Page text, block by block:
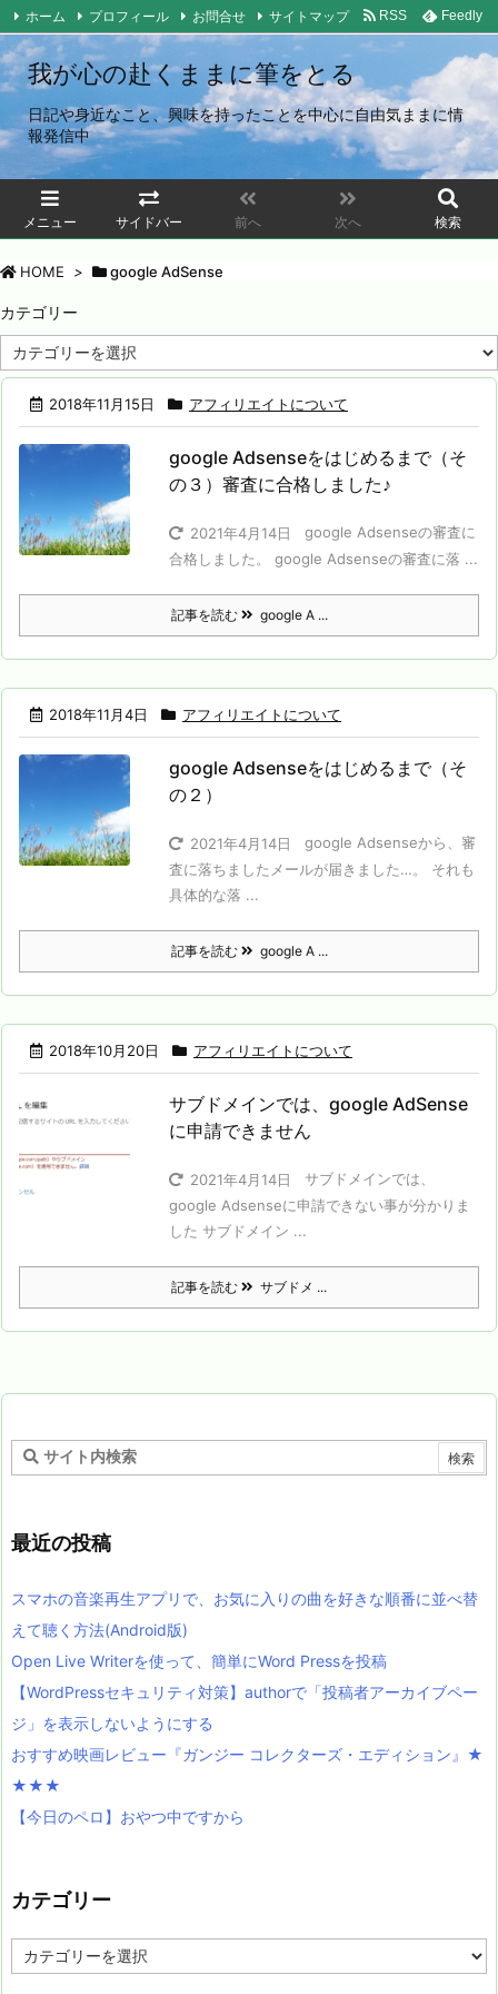
我が心の赴くままに筆をとる
日記や身近なこと、興味を持ったことを中心に自由気ままに情
報発信中
メニュー サイドバー 前へ 次へ 検索
ホーム プロフィール お問合せ サイトマップ RSS Feedly
HOME > google AdSense
カテゴリー
テ
ゴ
2018年11月15日 アフィリエイトについて
google Adsenseをはじめるまで（そ
の３）審査に合格しました♪
2021年4月14日
google Adsenseの審査に
合格しました。 google Adsenseの審査に落 ...
記事を読む google A ...
2018年11月4日 アフィリエイトについて
google Adsenseをはじめるまで（そ
の２）
2021年4月14日
google Adsenseから、審
査に落ちましたメールが届きました…。 それも
具体的な落 ...
記事を読む google A ...
2018年10月20日 アフィリエイトについて
サブドメインでは、google AdSense
に申請できません
2021年4月14日
サブドメインでは、
google Adsenseに申請できない事が分かりま
した サブドメイン ...
記事を読む サブドメ ...
最近の投稿
スマホの音楽再生アプリで、お気に入りの曲を好きな順番に並べ替
えて聴く方法(Android版)
Open Live Writerを使って、簡単にWord Pressを投稿
【WordPressセキュリティ対策】authorで「投稿者アーカイブペー
ジ」を表示しないようにする
おすすめ映画レビュー『ガンジー コレクターズ・エディション』★
★★★
【今日のペロ】おやつ中ですから
カテゴリー
テ